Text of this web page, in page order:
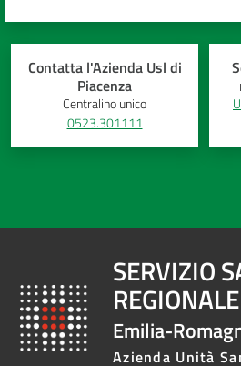
Contatta l'Azienda Usl di
Piacenza
Centralino unico
0523.301111
SERVIZIO
REGIONALE
Emilia-
Azienda Unità